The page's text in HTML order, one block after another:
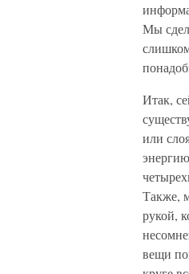
Мы
Итак,
или
Также,
рукой,
вещи